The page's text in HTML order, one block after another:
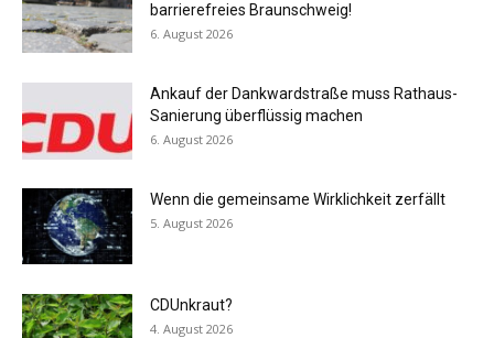
barrierefreies Braunschweig!
6. August 2026
Ankauf der Dankwardstraße muss Rathaus-
Sanierung überflüssig machen
6. August 2026
Wenn die gemeinsame Wirklichkeit zerfällt
5. August 2026
CDUnkraut?
4. August 2026